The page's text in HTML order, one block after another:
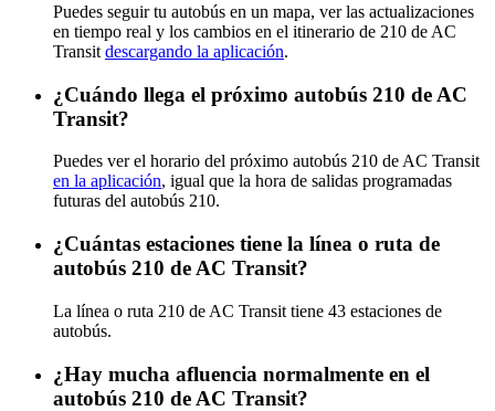
Puedes seguir tu autobús en un mapa, ver las actualizaciones
en tiempo real y los cambios en el itinerario de 210 de AC
Transit descargando la aplicación.
¿Cuándo llega el próximo autobús 210 de AC
Transit?
Puedes ver el horario del próximo autobús 210 de AC Transit
en la aplicación, igual que la hora de salidas programadas
futuras del autobús 210.
¿Cuántas estaciones tiene la línea o ruta de
autobús 210 de AC Transit?
La línea o ruta 210 de AC Transit tiene 43 estaciones de
autobús.
¿Hay mucha afluencia normalmente en el
autobús 210 de AC Transit?